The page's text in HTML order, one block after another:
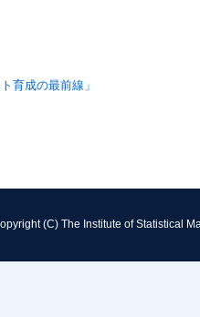
育成の最前線」
(C) The Institute of Statistical